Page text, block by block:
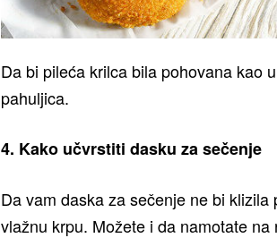
Da bi pileća krilca bila pohovana kao
pahuljica.
4. Kako učvrstiti dasku za sečenje
Da vam daska za sečenje ne bi
vlažnu krpu. Možete i da namotate